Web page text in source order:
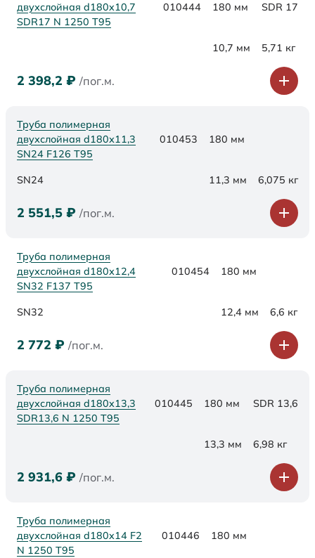
двухслойная d180x10,7
SDR17 N 1250 Т95
010444 180 мм SDR 17
10,7 мм 5,71 кг
2 398,2 ₽ /пог.м.
Труба полимерная
двухслойная d180х11,3
SN24 F126 Т95
010453 180 мм
SN24 11,3 мм 6,075 кг
2 551,5 ₽ /пог.м.
Труба полимерная
двухслойная d180х12,4
SN32 F137 Т95
010454 180 мм
SN32 12,4 мм 6,6 кг
2 772 ₽ /пог.м.
Труба полимерная
двухслойная d180x13,3
SDR13,6 N 1250 Т95
010445 180 мм SDR 13,6
13,3 мм 6,98 кг
2 931,6 ₽ /пог.м.
Труба полимерная
двухслойная d180x14 F2
N 1250 Т95
010446 180 мм